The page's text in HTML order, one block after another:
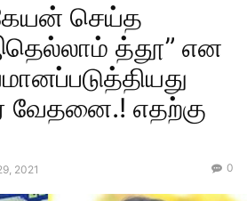
செய்த
த்தூ” என
வேதனை.! எதற்கு
2021 0